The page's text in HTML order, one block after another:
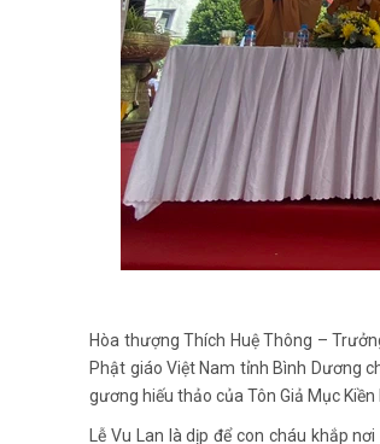
Hòa thượng Thích Huệ Thông –
Phật giáo Việt Nam tỉnh Bình Dương
gương hiếu thảo của Tôn Giả Mục
Lễ Vu Lan là dịp để con cháu khắp